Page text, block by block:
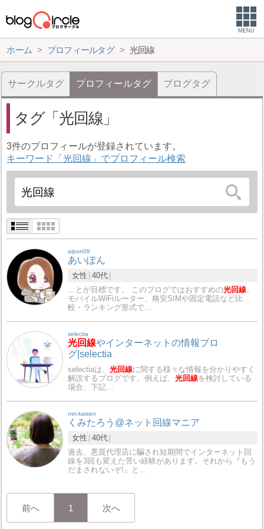
MENU
ホーム プロフィールタグ 光回線
サークルタグ プロフィールタグ ブログタグ
タグ 光回線
3件のプロフィールが登録されています。
キーワード「光回線」でプロフィール検索
aipon09
あいぽん
女性 40代
…とが目標です。 このブログではおすすめの光回線
モバイルWiFiルーター、格安SIMや固定電話など比
較・ランキング形式で…
selectia
光回線やインターネットの情報ブロ
グ|selectia
selectiaは、光回線に関する様々な情報を分かりやすく
解説するブログです。例えば、光回線を検討している
場合、下記…
net-kaisen
くみたろう@ネット回線マニア
女性 40代
過去、悪質代理店に騙され短期間でインターネット回
線を3回も変えた苦い経験があります。それから『もう
だまされないぞ!』と…
前へ 1 次へ